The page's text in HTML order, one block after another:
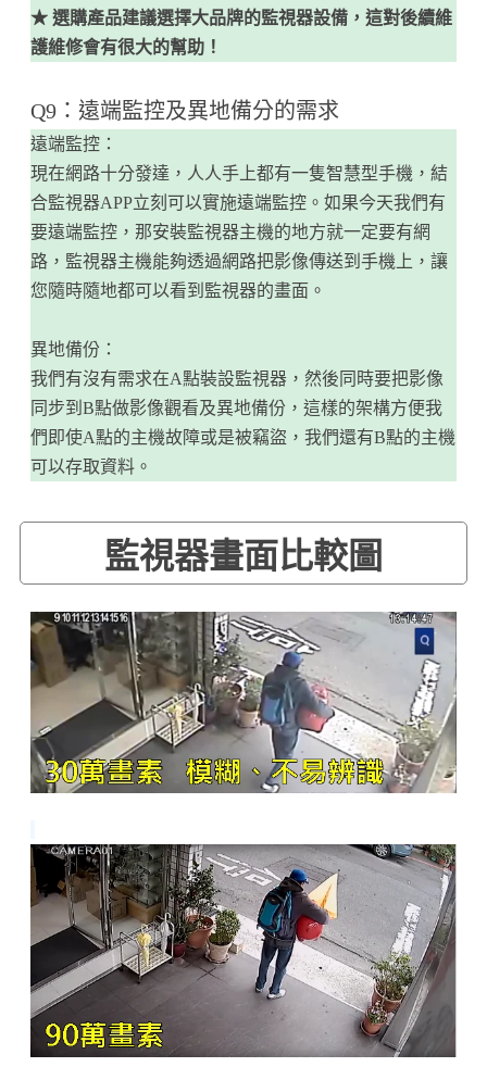
★ 選購產品建議選擇大品牌的監視器設備，這對後續維
護維修會有很大的幫助！
Q9：遠端監控及異地備分的需求
遠端監控：
現在網路十分發達，人人手上都有一隻智慧型手機，結
合監視器APP立刻可以實施遠端監控。如果今天我們有
要遠端監控，那安裝監視器主機的地方就一定要有網
路，監視器主機能夠透過網路把影像傳送到手機上，讓
您隨時隨地都可以看到監視器的畫面。
異地備份：
我們有沒有需求在A點裝設監視器，然後同時要把影像
同步到B點做影像觀看及異地備份，這樣的架構方便我
們即使A點的主機故障或是被竊盜，我們還有B點的主機
可以存取資料。
監視器畫面比較圖